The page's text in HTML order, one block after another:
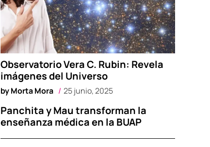
Observatorio Vera C. Rubin: Revela
imágenes del Universo
byMorta Mora 25 junio, 2025
Panchita y Mau transforman la
enseñanza médica en la BUAP